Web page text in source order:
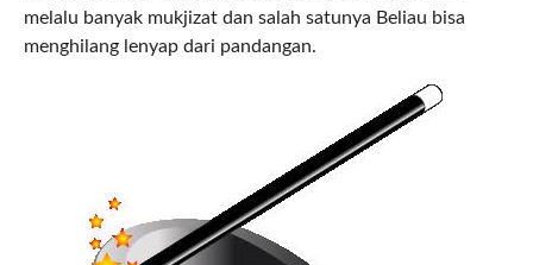
melalu banyak mukjizat dan salah satunya Beliau bisa
menghilang lenyap dari pandangan.